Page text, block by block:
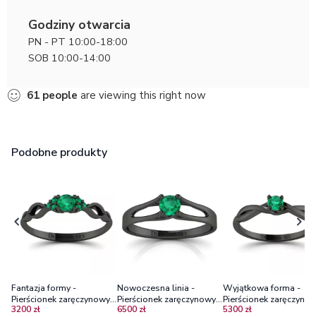
Godziny otwarcia
PN - PT 10:00-18:00
SOB 10:00-14:00
61 people are viewing this right now
Podobne produkty
Fantazja formy -
Pierścionek zaręczynowy
Diamond Sky, czarne
3200 zł
Nowoczesna linia -
Pierścionek zaręczynowy z
czarnego złota, szmaragd
6500 zł
Wyjątkowa forma -
Pierścionek
czarnego złota ze
5300 zł